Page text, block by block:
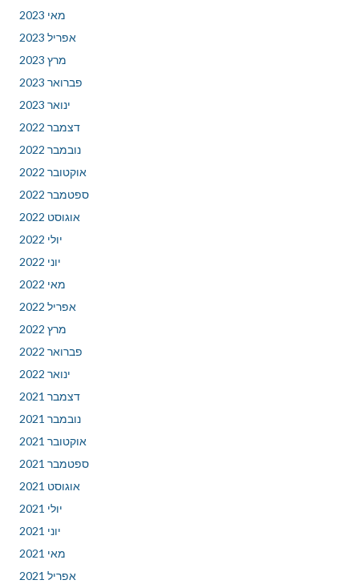
מאי 2023
אפריל 2023
מרץ 2023
פברואר 2023
ינואר 2023
דצמבר 2022
נובמבר 2022
אוקטובר 2022
ספטמבר 2022
אוגוסט 2022
יולי 2022
יוני 2022
מאי 2022
אפריל 2022
מרץ 2022
פברואר 2022
ינואר 2022
דצמבר 2021
נובמבר 2021
אוקטובר 2021
ספטמבר 2021
אוגוסט 2021
יולי 2021
יוני 2021
מאי 2021
אפריל 2021